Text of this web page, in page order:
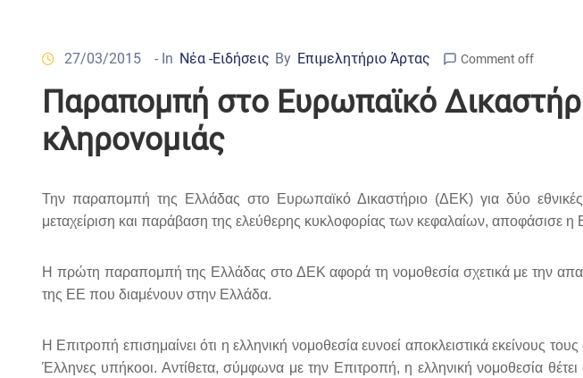
27/03/2015 - In Νέα -Ειδήσεις By Επιμελητήριο Άρτας Comment off
Παραπομπή στο Ευρωπαϊκό
κληρονομιάς
Την παραπομπή της Ελλάδας στο Ευρωπαϊκό Δικαστήριο (ΔΕΚ) για δύο εθνικές
μεταχείριση και παράβαση της ελεύθερης κυκλοφορίας των κεφαλαίων, αποφάσισε
Η πρώτη παραπομπή της Ελλάδας στο ΔΕΚ αφορά τη νομοθεσία σχετικά με την
της ΕΕ που διαμένουν στην Ελλάδα.
Η Επιτροπή επισημαίνει ότι η ελληνική νομοθεσία ευνοεί αποκλειστικά εκείνους
Έλληνες υπήκοοι. Αντίθετα, σύμφωνα με την Επιτροπή, η ελληνική νομοθεσία